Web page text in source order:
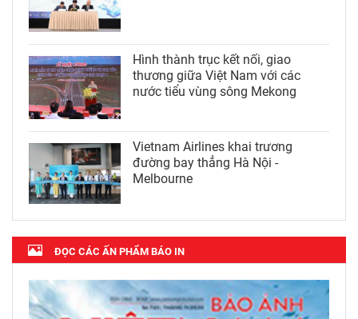
Hình thành trục kết nối, giao
thương giữa Việt Nam với các
nước tiểu vùng sông Mekong
Vietnam Airlines khai trương
đường bay thẳng Hà Nội -
Melbourne
ĐỌC CÁC ẤN PHẨM BÁO IN